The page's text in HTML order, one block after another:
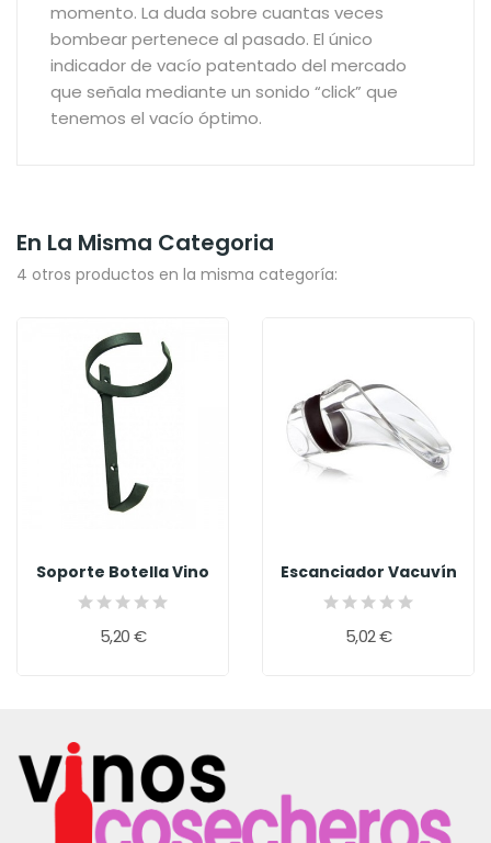
momento. La duda sobre cuantas veces
bombear pertenece al pasado. El único
indicador de vacío patentado del mercado
que señala mediante un sonido “click” que
tenemos el vacío óptimo.
En La Misma Categoria
4 otros productos en la misma categoría:
Soporte Botella Vino
5,20 €
Escanciador Vacuvín
5,02 €